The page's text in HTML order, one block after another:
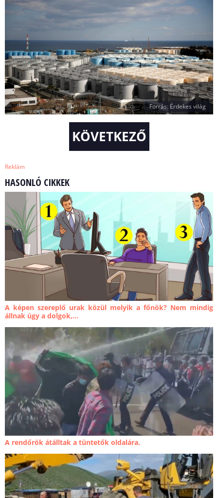
Forrás: Érdekes világ
KÖVETKEZŐ
Reklám
HASONLÓ CIKKEK
A képen szereplő urak közül melyik a főnök? Nem mindig
állnak úgy a dolgok,...
A rendőrök átálltak a tüntetők oldalára.